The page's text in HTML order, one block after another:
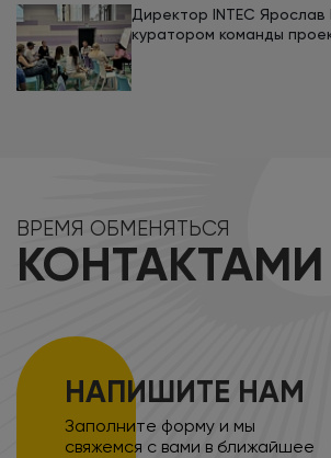
Директор INTEC Ярослав
куратором команды
кемп 2026»
ВРЕМЯ ОБМЕНЯТЬСЯ
КОНТАКТАМИ
НАПИШИТЕ НАМ
Заполните форму и мы
свяжемся с вами в ближайшее